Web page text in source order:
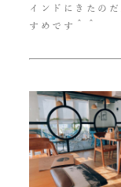
インドにきたの
すめです＾＾